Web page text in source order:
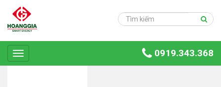
Toggle
navigation
0919.343.368
Trang
chủ
Sản
phẩm